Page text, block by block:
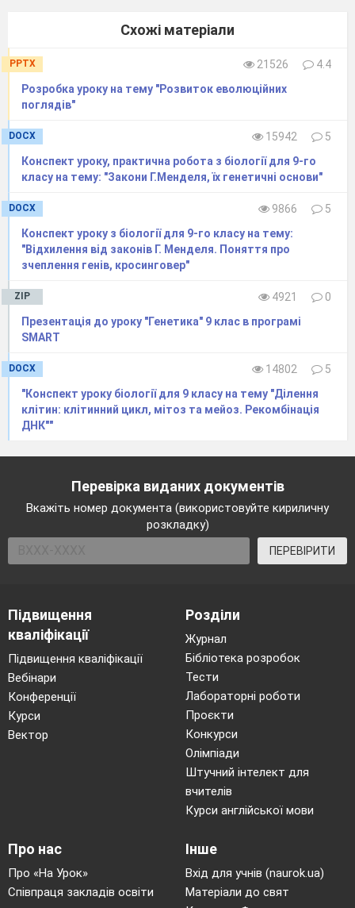
Схожі матеріали
PPTX 21526
4.4
Розробка уроку на тему "Розвиток еволюційних
поглядів"
DOCX 15942
5
Конспект уроку, практична робота з біології для 9-го
класу на тему: "Закони Г.Менделя, їх генетичні основи"
DOCX 9866
5
Конспект уроку з біології для 9-го класу на тему:
"Відхилення від законів Г. Менделя. Поняття про
зчеплення генів, кросинговер"
ZIP 4921
0
Презентація до уроку "Генетика" 9 клас в програмі
SMART
DOCX 14802
5
"Конспект уроку біології для 9 класу на тему "Ділення
клітин: клітинний цикл, мітоз та мейоз. Рекомбінація
ДНК""
Перевірка виданих документів
Вкажіть номер документа (використовуйте кириличну
розкладку)
ПЕРЕВІРИТИ
Підвищення
кваліфікації
Підвищення кваліфікації
Вебінари
Конференції
Курси
Вектор
Розділи
Журнал
Бібліотека розробок
Тести
Лабораторні роботи
Проєкти
Конкурси
Олімпіади
Штучний інтелект для
вчителів
Курси англійської мови
Про нас
Про «На Урок»
Співпраця закладів освіти
Інше
Вхід для учнів (naurok.ua)
Матеріали до свят